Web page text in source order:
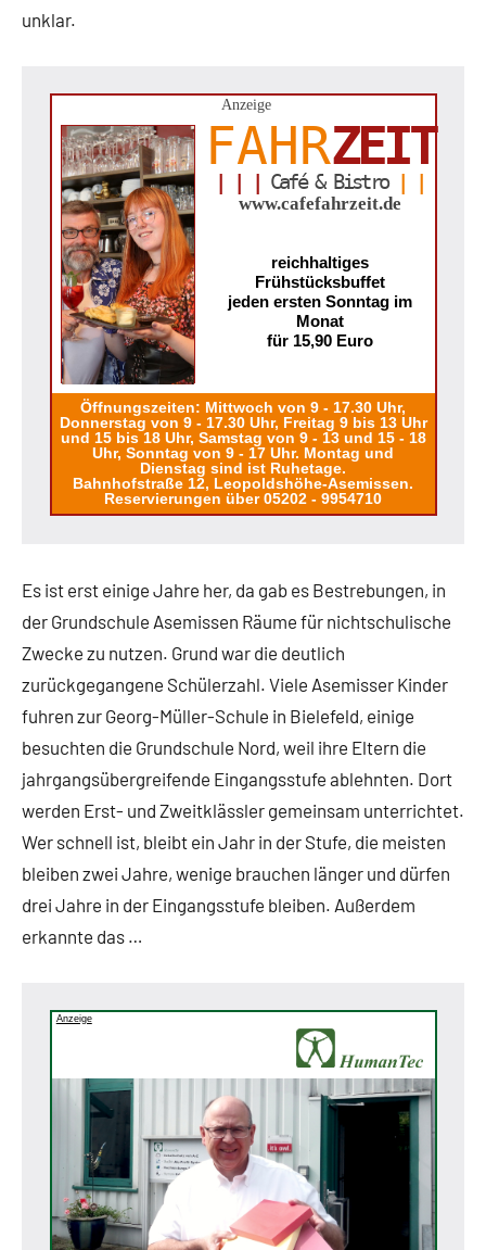
unklar.
Anzeige
FAHRZEIT
Café & Bistro| |
www.cafefahrzeit.de
reichhaltiges
Frühstücksbuffet
jeden ersten Sonntag im
Monat
für 15,90 Euro
Öffnungszeiten: Mittwoch von 9 - 17.30 Uhr,
Donnerstag von 9 - 17.30 Uhr, Freitag 9 bis 13 Uhr
und 15 bis 18 Uhr, Samstag von 9 - 13 und 15 - 18
Uhr, Sonntag von 9 - 17 Uhr. Montag und
Dienstag sind ist Ruhetage.
Bahnhofstraße 12, Leopoldshöhe-Asemissen.
Reservierungen über 05202 - 9954710
Es ist erst einige Jahre her, da gab es Bestrebungen, in
der Grundschule Asemissen Räume für nichtschulische
Zwecke zu nutzen. Grund war die deutlich
zurückgegangene Schülerzahl. Viele Asemisser Kinder
fuhren zur Georg-Müller-Schule in Bielefeld, einige
besuchten die Grundschule Nord, weil ihre Eltern die
jahrgangsübergreifende Eingangsstufe ablehnten. Dort
werden Erst- und Zweitklässler gemeinsam unterrichtet.
Wer schnell ist, bleibt ein Jahr in der Stufe, die meisten
bleiben zwei Jahre, wenige brauchen länger und dürfen
drei Jahre in der Eingangsstufe bleiben. Außerdem
erkannte das …
Anzeige